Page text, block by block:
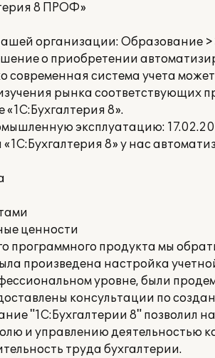
8 ПРОФ»
организации: Образование
о приобретении
современная система учета
рынка соответствующих
8».
эксплуатацию:
8» у нас
ценности
программного продукта мы
произведена настройка
уровне, были
консультации по
"1С:Бухгалтерии 8" позволил
и управлению деятельностью
труда бухгалтерии.